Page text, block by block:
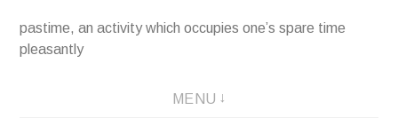
pastime, an activity which occupies one’s spare time
pleasantly
MENU